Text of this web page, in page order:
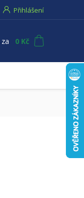
Přihlášení
za 0 Kč